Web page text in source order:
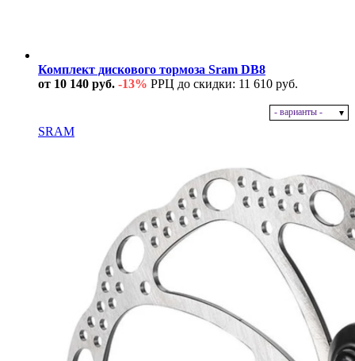
Комплект дискового тормоза Sram DB8
от 10 140 руб. -13% РРЦ до скидки: 11 610 руб.
- варианты -
SRAM